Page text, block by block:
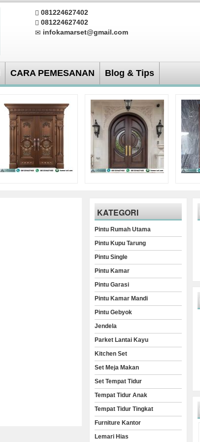
081224627402
081224627402
infokamarset@gmail.com
CARA PEMESANAN Blog & Tips
KATEGORI
Pintu Rumah Utama
Pintu Kupu Tarung
Pintu Single
Pintu Kamar
Pintu Garasi
Pintu Kamar Mandi
Pintu Gebyok
Jendela
Parket Lantai Kayu
Kitchen Set
Set Meja Makan
Set Tempat Tidur
Tempat Tidur Anak
Tempat Tidur Tingkat
Furniture Kantor
Lemari Hias